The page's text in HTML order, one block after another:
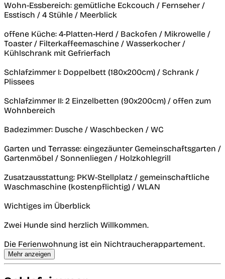
Wohn-Essbereich: gemütliche Eckcouch / Fernseher /
Esstisch / 4 Stühle / Meerblick
offene Küche: 4-Platten-Herd / Backofen / Mikrowelle /
Toaster / Filterkaffeemaschine / Wasserkocher /
Kühlschrank mit Gefrierfach
Schlafzimmer I: Doppelbett (180x200cm) / Schrank /
Plissees
Schlafzimmer II: 2 Einzelbetten (90x200cm) / offen zum
Wohnbereich
Badezimmer: Dusche / Waschbecken / WC
Garten und Terrasse: eingezäunter Gemeinschaftsgarten /
Gartenmöbel / Sonnenliegen / Holzkohlegrill
Zusatzausstattung: PKW-Stellplatz / gemeinschaftliche
Waschmaschine (kostenpflichtig) / WLAN
Wichtiges im Überblick
Zwei Hunde sind herzlich Willkommen.
Die Ferienwohnung ist ein Nichtraucherappartement.
Mehr anzeigen